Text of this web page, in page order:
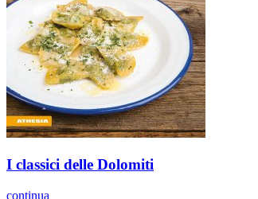
I classici delle Dolomiti
continua